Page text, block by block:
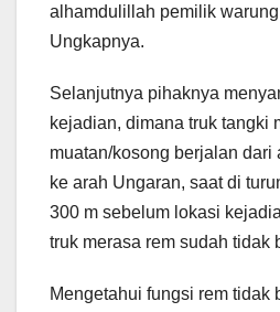
alhamdulillah pemilik warung
Ungkapnya.
Selanjutnya pihaknya
kejadian, dimana truk tangki
muatan/kosong berjalan dari
ke arah Ungaran, saat di
300 m sebelum lokasi
truk merasa rem sudah tidak
Mengetahui fungsi rem tidak